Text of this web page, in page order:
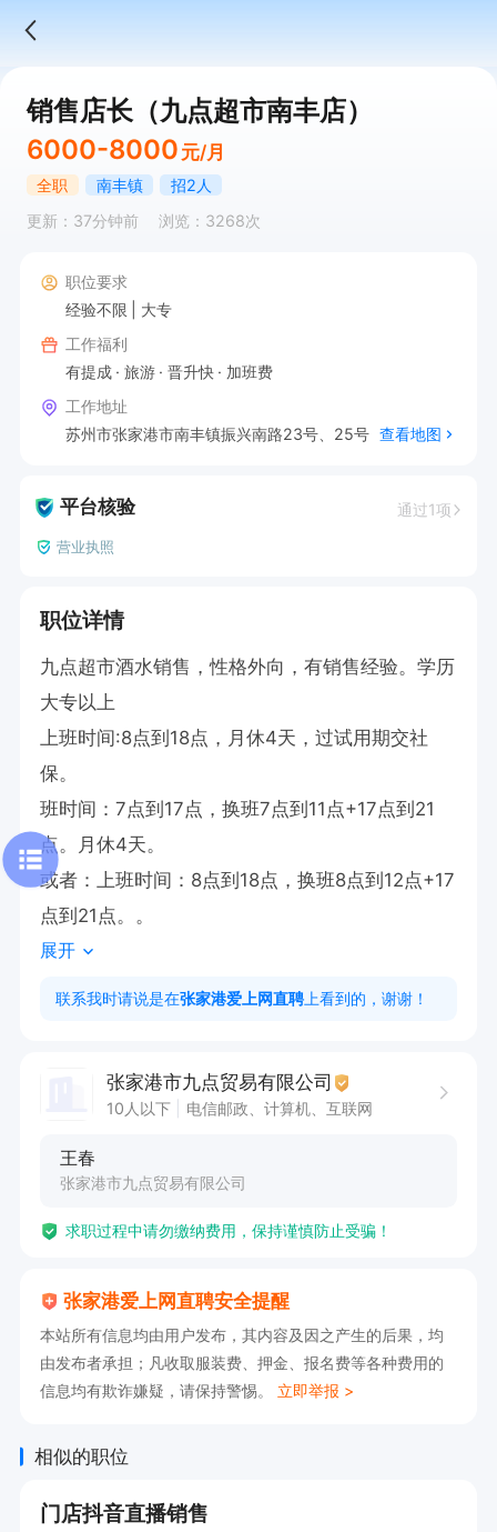
销售店长（九点超市南丰店）
6000-8000 元/月
全职 南丰镇
招2人
更新：37分钟前
浏览：3268次
职位要求
经验不限
大专
工作福利
有提成
旅游 晋升快
加班费
工作地址
苏州市张家港市南丰镇振兴南路23号、25号 查看地图
平台核验 通过1项
营业执照
职位详情
九点超市酒水销售，性格外向，有销售经验。学历
大专以上
上班时间:8点到18点，月休4天，过试用期交社
保。
班时间：7点到17点，换班7点到11点+17点到21
点。月休4天。
或者：上班时间：8点到18点，换班8点到12点+17
点到21点。。
展开
联系我时请说是在张家港爱上网直聘 上看到的，谢谢！
张家港市九点贸易有限公司
10人以下 电信邮政、计算机、互联网
王春
张家港市九点贸易有限公司
求职过程中请勿缴纳费用，保持谨慎防止受骗！
张家港爱上网直聘安全提醒
本站所有信息均由用户发布，其内容及因之产生的后果，均
由发布者承担；凡收取服装费、押金、报名费等各种费用的
信息均有欺诈嫌疑，请保持警惕。 立即举报 >
相似的职位
门店抖音直播销售